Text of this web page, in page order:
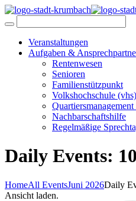
Veranstaltungen
Aufgaben &
Rentenwesen
Senioren
Familienstützpunkt
Volkshochschule (vhs)
Nachbarschaftshilfe
Regelmäßige
Daily Events:
HomeAll EventsJuni 2026Daily
Ansicht laden.